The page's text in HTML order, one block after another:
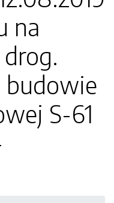
na
budowie
S-61